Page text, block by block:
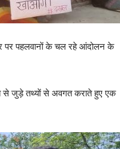
पर पहलवानों के चल रहे आंदोलन के
से जुड़े तथ्यों से अवगत कराते हुए एक